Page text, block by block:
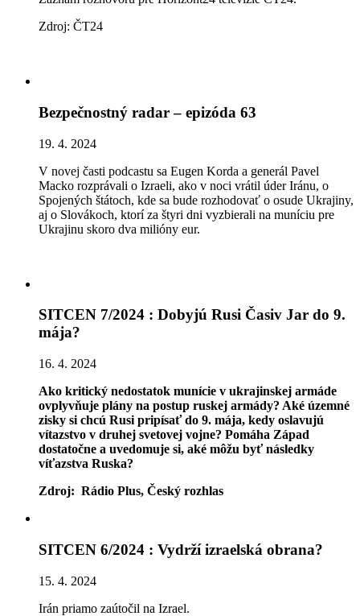
Zdroj: ČT24
Bezpečnostný radar – epizóda 63
19. 4. 2024
V novej časti podcastu sa Eugen Korda a generál Pavel
Macko rozprávali o Izraeli, ako v noci vrátil úder Iránu, o
Spojených štátoch, kde sa bude rozhodovať o osude Ukrajiny,
aj o Slovákoch, ktorí za štyri dni vyzbierali na muníciu pre
Ukrajinu skoro dva milióny eur.
SITCEN 7/2024 : Dobyjú Rusi Časiv Jar do 9.
mája?
16. 4. 2024
Ako kritický nedostatok munície v ukrajinskej armáde
ovplyvňuje plány na postup ruskej armády? Aké územné
zisky si chcú Rusi pripísať do 9. mája, kedy oslavujú
vítazstvo v druhej svetovej vojne? Pomáha Západ
dostatočne a uvedomuje si, aké môžu byť následky
víťazstva Ruska?
Zdroj: Rádio Plus, Český rozhlas
SITCEN 6/2024 : Vydrží izraelská obrana?
15. 4. 2024
Irán priamo zaútočil na Izrael.